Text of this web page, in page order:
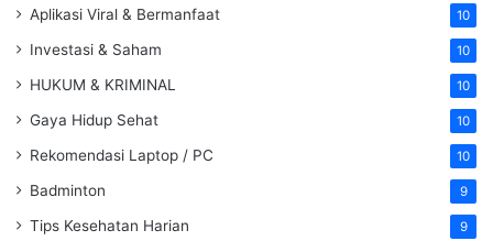
Aplikasi Viral & Bermanfaat 10
Investasi & Saham 10
HUKUM & KRIMINAL 10
Gaya Hidup Sehat 10
Rekomendasi Laptop / PC 10
Badminton 9
Tips Kesehatan Harian 9